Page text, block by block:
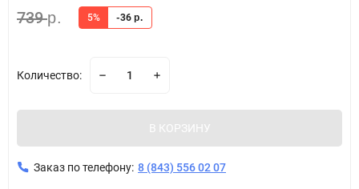
739р. 5% -36 р.
Количество:
В КОРЗИНУ
Заказ по телефону: 8 (843) 556 02 07